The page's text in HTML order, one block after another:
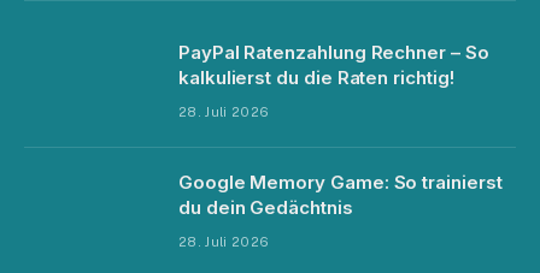
PayPal Ratenzahlung Rechner – So
kalkulierst du die Raten richtig!
28. Juli 2026
Google Memory Game: So trainierst
du dein Gedächtnis
28. Juli 2026